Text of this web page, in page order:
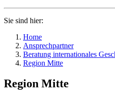
Sie sind hier:
Home
Ansprechpartner
Beratung internationales
Region Mitte
Region Mitte